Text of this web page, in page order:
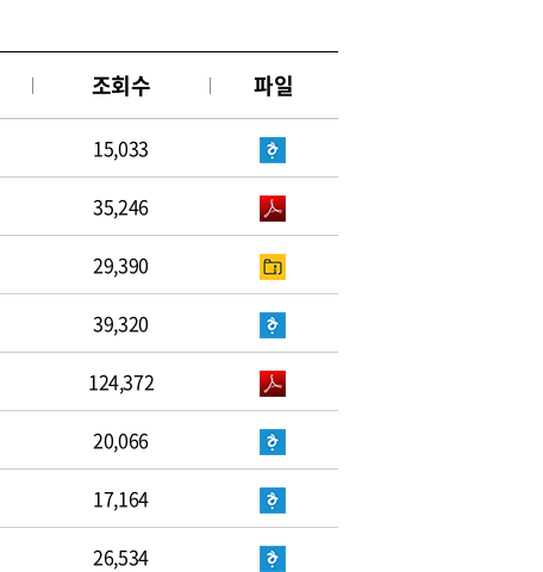
조회수 파일
15,033
35,246
29,390
39,320
124,372
20,066
17,164
26,534